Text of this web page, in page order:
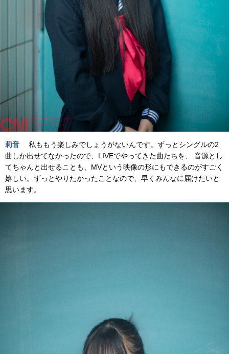
莉音
私ももう楽しみでしょうがないんです。ずっとシングルの2
曲しか出せてなかったので、LIVEでやってきた曲たちを、 音源とし
てちゃんと出せることも、MVという映像の形にもできるのがすごく
嬉しい。ずっとやりたかったことなので、早くみんなに届けたいと
思います。